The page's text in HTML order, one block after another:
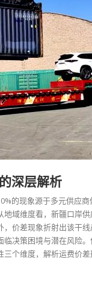
深层解析
的现象源于多元供应
域维度看，新疆口岸
价差现象折射出该干
决策困境与潜在风险
个维度，解析运费价差